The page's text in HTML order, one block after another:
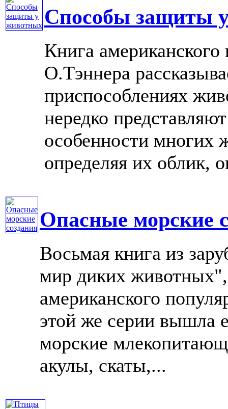
Способы защиты
Книга американского
О.Тэннера
приспособлениях
нередко
особенности многих
определяя их облик,
Опасные морские
Восьмая книга из
мир диких
американского
этой же серии вышла
морские
акулы, скаты,...